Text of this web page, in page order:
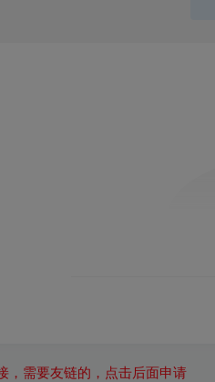
需要友链的，点击后面申请